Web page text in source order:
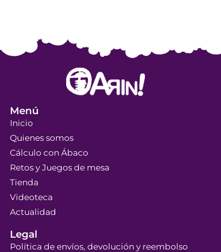
Menú
Inicio
Quienes somos
Cálculo con Ábaco
Retos y Juegos de mesa
Tienda
Videoteca
Actualidad
Legal
Política de envíos, devolución y reembolso